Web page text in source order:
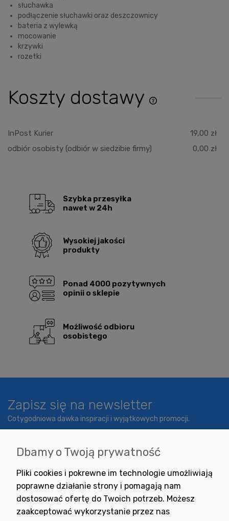
słuchawka
podłączenie słuchawki oraz deszczownicy
bateria z wylewką
mocowanie
krzywki
rozetki
Koszty dostawy
Cena nie zawiera
płatności
InPost Kurier
19,00 zł
odbiór osobisty (odbiór w siedzibie firmy) 0,00 zł
Szybka przesyłka
nawet w 24h
Wysokiej jakości
produkty
Ponad 4000 pozytywnych
opinii o sklepie
Możliwość odbioru
osobistego
Zapisz się na newsletter
Cotygodniowa dawka inspiracji i wyjątkowych promocji.
Wyrażam zgodę na otrzymywanie newslettera z inspiracjami,
nowościami i promocjami.
Dbamy o Twoją prywatność
Pliki cookies i pokrewne im technologie umożliwiają
poprawne działanie strony i pomagają nam
dostosować ofertę do Twoich potrzeb. Możesz
zaakceptować wykorzystanie przez nas